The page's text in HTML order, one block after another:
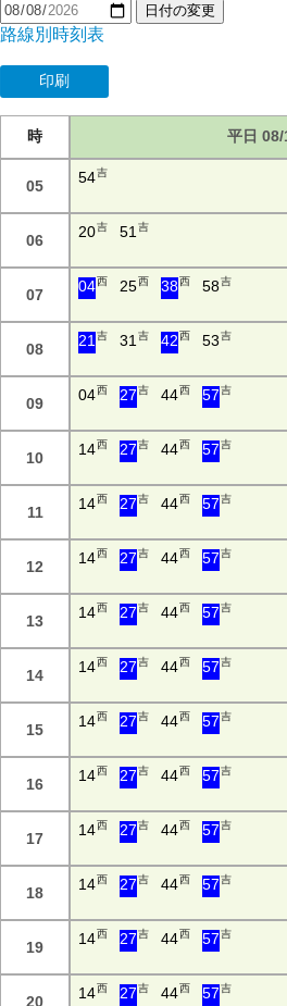
日付の変更
路線別時刻表
印刷
時 平日 08/
05 54吉
06 20吉 51吉
07 04西 25西 38西 58吉
08 21吉 31吉 42 西 53 吉
09 04西 27吉 44西 57 吉
10 14西 27吉 44西 57 吉
11 14西 27吉 44西 57 吉
12 14西 27吉 44西 57 吉
13 14西 27吉 44西 57 吉
14 14西 27吉 44西 57 吉
15 14西 27吉 44西 57 吉
16 14西 27吉 44西 57 吉
17 14西 27吉 44西 57 吉
18 14西 27吉 44西 57 吉
19 14西 27吉 44西 57 吉
20 14西 27吉 44西 57 吉